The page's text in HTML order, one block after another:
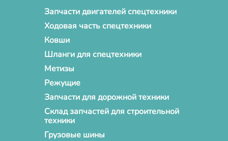
Запчасти двигателей спецтехники
Ходовая часть спецтехники
Ковши
Шланги для спецтехники
Метизы
Режущие
Запчасти для дорожной техники
Склад запчастей для строительной
техники
Грузовые шины